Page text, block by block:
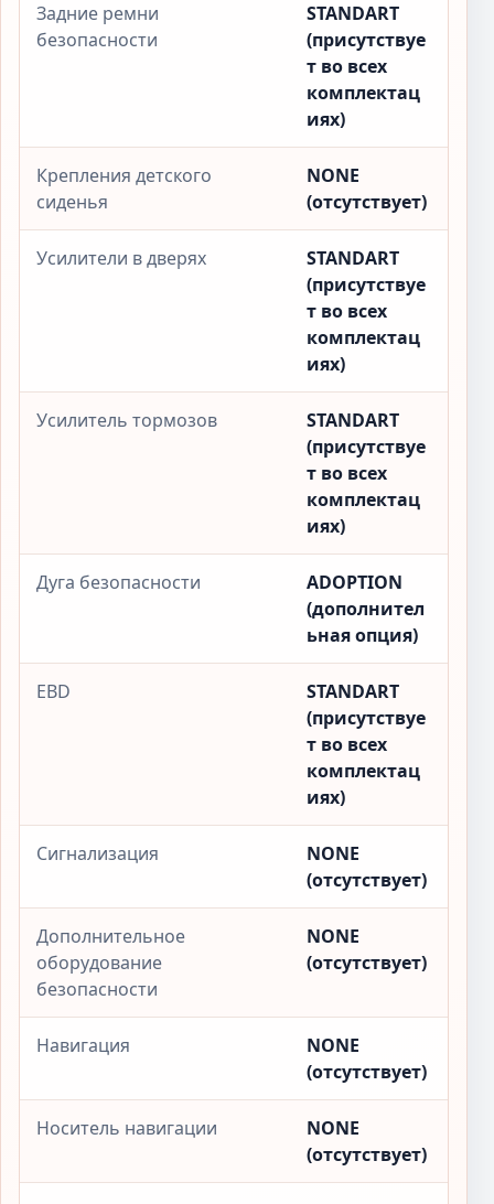
Задние ремни
безопасности
STANDART
(присутствуе
т во всех
комплектац
иях)
Крепления детского
сиденья
NONE
(отсутствует)
Усилители в дверях
STANDART
(присутствуе
т во всех
комплектац
иях)
Усилитель тормозов
STANDART
(присутствуе
т во всех
комплектац
иях)
Дуга безопасности
ADOPTION
(дополнител
ьная опция)
EBD
STANDART
(присутствуе
т во всех
комплектац
иях)
Сигнализация
NONE
(отсутствует)
Дополнительное
оборудование
безопасности
NONE
(отсутствует)
Навигация
NONE
(отсутствует)
Носитель навигации
NONE
(отсутствует)